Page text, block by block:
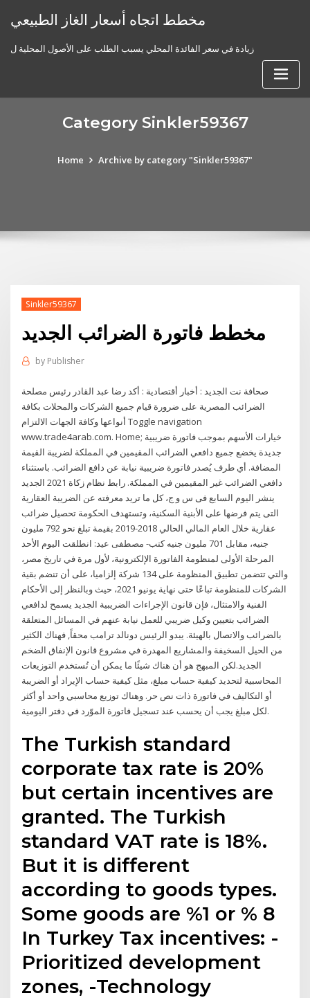
مخطط اتجاه أسعار الغاز الطبيعي
زيادة في سعر الفائدة المحلي يسبب الطلب على الأصول المحلية ل
Category Sinkler59367
Home Archive by category "Sinkler59367"
Sinkler59367
مخطط فاتورة الضرائب الجديد
by Publisher
صحافة نت الجديد : أخبار أقتصادية : أكد رضا عبد القادر رئيس مصلحة
الضرائب المصرية على ضرورة قيام جميع الشركات والمحلات بكافة
أنواعها وكافة الجهات الالتزام Toggle navigation
www.trade4arab.com. Home; خيارات الأسهم بموجب فاتورة ضريبية
جديدة يخضع جميع دافعي الضرائب المقيمين في المملكة لضريبة القيمة
المضافة. أي طرف يُصدر فاتورة ضريبية نيابة عن دافع الضرائب. باستثناء
دافعي الضرائب غير المقيمين في المملكة. رابط نظام زكاة 2021 الجديد
ينشر اليوم السابع فى س و ج، كل ما تريد معرفته عن الضريبة العقارية
التى يتم فرضها على الأبنية السكنية، وتستهدف الحكومة تحصيل ضرائب
عقارية خلال العام المالي الحالي 2018-2019 بقيمة تبلغ نحو 792 مليون
جنيه، مقابل 701 مليون جنيه كتب- مصطفى عيد: انطلقت اليوم الأحد
المرحلة الأولى لمنظومة الفاتورة الإلكترونية، لأول مرة في تاريخ مصر،
والتي تتضمن تطبيق المنظومة على 134 شركة إلزاميا، على أن تنضم بقية
الشركات للمنظومة تباعًا حتى نهاية يونيو 2021، حيث وبالنظر إلى الأحكام
الفنية والامتثال، فإن قانون الإجراءات الضريبية الجديد يسمح لدافعي
الضرائب بتعيين وكيل ضريبي للعمل نيابة عنهم في المسائل المتعلقة
بالضرائب والاتصال بالهيئة. يبدو الرئيس دونالد ترامب محقاً, فهناك الكثير
من الحيل السخيفة والمشاريع المهدرة في مشروع قانون الإنفاق الضخم
الجديد.لكن المبهج هو أن هناك شيئًا ما يمكن أن تُستخدم التوزيعات
المحاسبية لتحديد كيفية حساب مبلغ، مثل كيفية حساب الإيراد أو الضريبة
أو التكاليف في فاتورة ذات نص حر. وهناك توزيع محاسبي واحد أو أكثر
لكل مبلغ يجب أن يحسب عند تسجيل فاتورة الموّرد في دفتر اليومية.
The Turkish standard
corporate tax rate is 20%
but certain incentives are
granted. The Turkish
standard VAT rate is 18%.
But it is different
according to goods types.
Some goods are %1 or % 8
In Turkey Tax incentives: -
Prioritized development
zones, -Technology